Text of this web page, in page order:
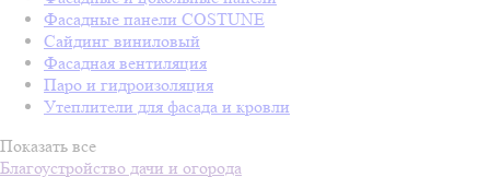
Фасадные панели COSTUNE
Сайдинг виниловый
Фасадная вентиляция
Паро и гидроизоляция
Утеплители для фасада и кровли
Показать все
Благоустройство дачи и огорода